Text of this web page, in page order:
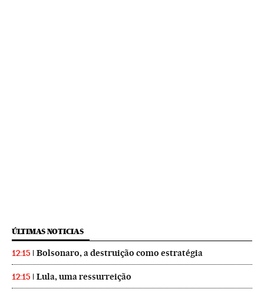
ÚLTIMAS NOTICIAS
12:15 Bolsonaro, a destruição como estratégia
12:15 Lula, uma ressurreição